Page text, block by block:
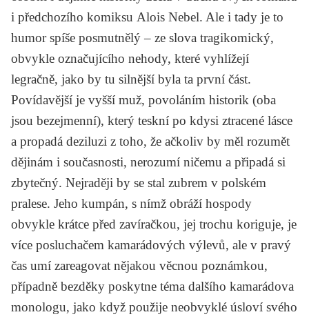
i předchozího komiksu Alois Nebel. Ale i tady je to
humor spíše posmutnělý – ze slova tragikomický,
obvykle označujícího nehody, které vyhlížejí
legračně, jako by tu silnější byla ta první část.
Povídavější je vyšší muž, povoláním historik (oba
jsou bezejmenní), který teskní po kdysi ztracené lásce
a propadá deziluzi z toho, že ačkoliv by měl rozumět
dějinám i současnosti, nerozumí ničemu a připadá si
zbytečný. Nejraději by se stal zubrem v polském
pralese. Jeho kumpán, s nímž obráží hospody
obvykle krátce před zavíračkou, jej trochu koriguje, je
více posluchačem kamarádových výlevů, ale v pravý
čas umí zareagovat nějakou věcnou poznámkou,
případně bezděky poskytne téma dalšího kamarádova
monologu, jako když použije neobvyklé úsloví svého